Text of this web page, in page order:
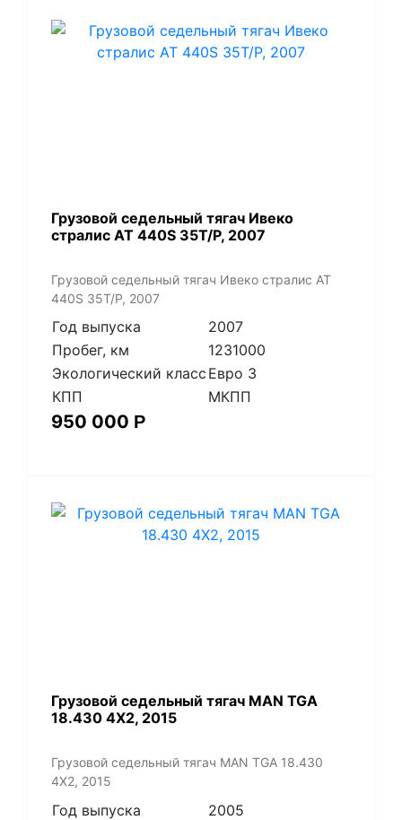
Грузовой седельный тягач Ивеко
стралис АТ 440S 35T/P, 2007
Грузовой седельный тягач Ивеко стралис АТ
440S 35T/P, 2007
Год выпуска
2007
Пробег, км
1231000
Экологический класс Евро 3
КПП
МКПП
950 000 Р
​Грузовой седельный тягач MAN TGA
18.430 4X2, 2015
​Грузовой седельный тягач MAN TGA 18.430
4X2, 2015
Год выпуска
2005